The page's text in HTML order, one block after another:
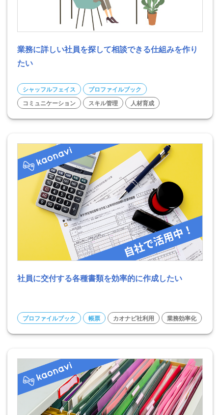
業務に詳しい社員を探して相談できる仕組みを作り
たい
シャッフルフェイス
プロファイルブック
コミュニケーション
スキル管理 人材育成
社員に交付する各種書類を効率的に作成したい
プロファイルブック 帳票 カオナビ社利用 業務効率化